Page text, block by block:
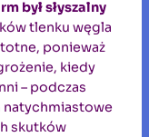
był słyszalny
tlenku węgla
ponieważ
kiedy
– podczas
natychmiastowe
skutków